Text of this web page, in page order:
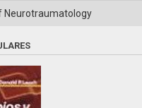
Neurotraumatology